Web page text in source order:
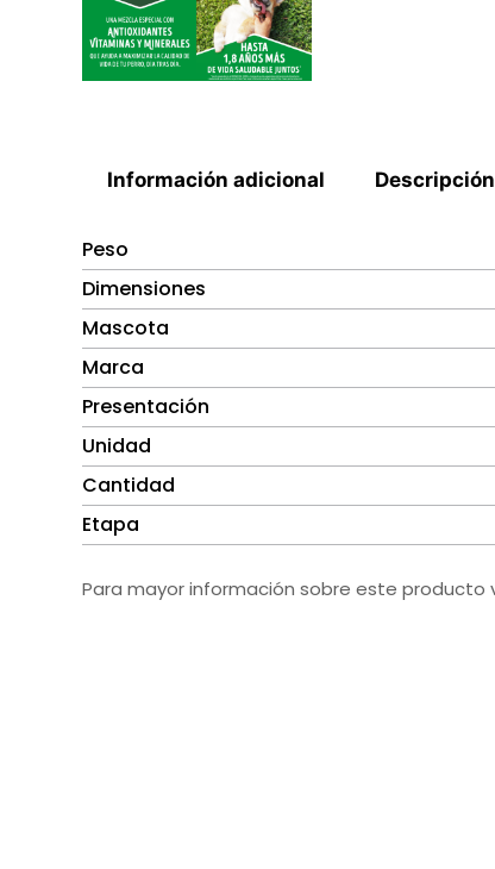
Información adicional Descripción
Peso
Dimensiones
Mascota
Marca
Presentación
Unidad
Cantidad
Etapa
Para mayor información sobre este producto